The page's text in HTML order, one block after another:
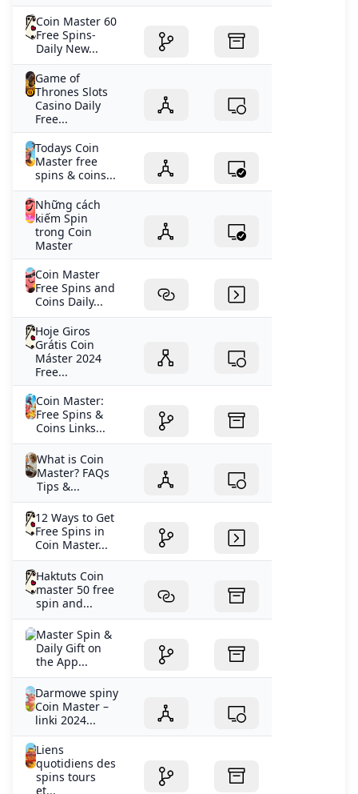
Coin Master 60
Free Spins-
Daily New...
Game of
Thrones Slots
Casino Daily
Free...
Todays Coin
Master free
spins & coins...
Những cách
kiếm Spin
trong Coin
Master
Coin Master
Free Spins and
Coins Daily...
Hoje Giros
Grátis Coin
Máster 2024
Free...
Coin Master:
Free Spins &
Coins Links...
What is Coin
Master? FAQs
Tips &...
12 Ways to Get
Free Spins in
Coin Master...
Haktuts Coin
master 50 free
spin and...
‎Master Spin &
Daily Gift on
the App...
Darmowe spiny
Coin Master –
linki 2024...
Liens
quotidiens des
spins tours
et...